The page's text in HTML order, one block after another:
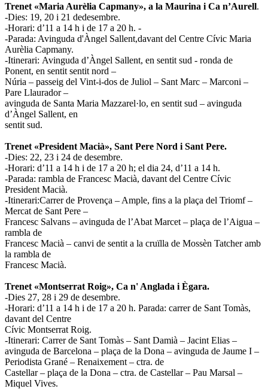
Trenet «Maria Aurèlia Capmany», a la Maurina i Ca n’Aurell.
-Dies: 19, 20 i 21 dedesembre.
-Horari: d’11 a 14 h i de 17 a 20 h. -
-Parada: Avinguda d'Àngel Sallent,davant del Centre Cívic Maria
Aurèlia Capmany.
-Itinerari: Avinguda d’Àngel Sallent, en sentit sud - ronda de
Ponent, en sentit sentit nord –
Núria – passeig del Vint-i-dos de Juliol – Sant Marc – Marconi –
Pare Llaurador –
avinguda de Santa Maria Mazzarel·lo, en sentit sud – avinguda
d’Àngel Sallent, en
sentit sud.
Trenet «President Macià», Sant Pere Nord i Sant Pere.
-Dies: 22, 23 i 24 de desembre.
-Horari: d’11 a 14 h i de 17 a 20 h; el dia 24, d’11 a 14 h.
-Parada: rambla de Francesc Macià, davant del Centre Cívic
President Macià.
-Itinerari:Carrer de Provença – Ample, fins a la plaça del Triomf –
Mercat de Sant Pere –
Francesc Salvans – avinguda de l’Abat Marcet – plaça de l’Aigua –
rambla de
Francesc Macià – canvi de sentit a la cruïlla de Mossèn Tatcher amb
la rambla de
Francesc Macià.
Trenet «Montserrat Roig», Ca n' Anglada i Ègara.
-Dies 27, 28 i 29 de desembre.
-Horari: d’11 a 14 h i de 17 a 20 h. Parada: carrer de Sant Tomàs,
davant del Centre
Cívic Montserrat Roig.
-Itinerari: Carrer de Sant Tomàs – Sant Damià – Jacint Elias –
avinguda de Barcelona – plaça de la Dona – avinguda de Jaume I –
Periodista Grané – Renaixement – ctra. de
Castellar – plaça de la Dona – ctra. de Castellar – Pau Marsal –
Miquel Vives.